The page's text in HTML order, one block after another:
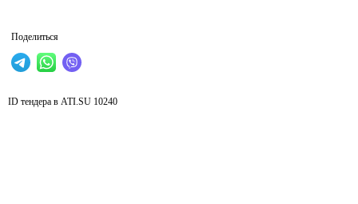
Поделиться
ID тендера в ATI.SU 10240